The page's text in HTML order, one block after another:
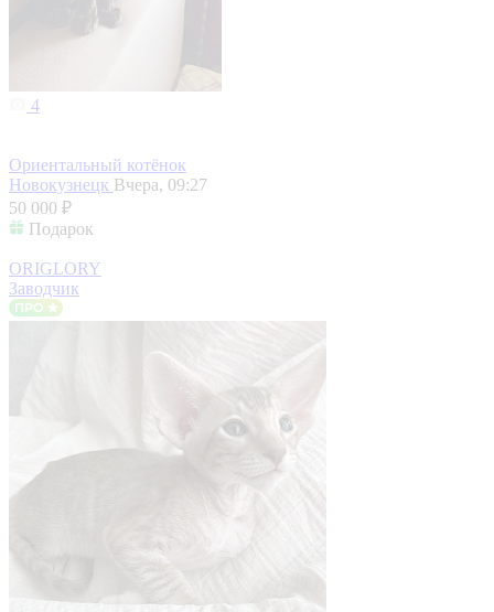
4
Ориентальный котёнок
Новокузнецк Вчера, 09:27
50 000 ₽
Подарок
ORIGLORY
Заводчик